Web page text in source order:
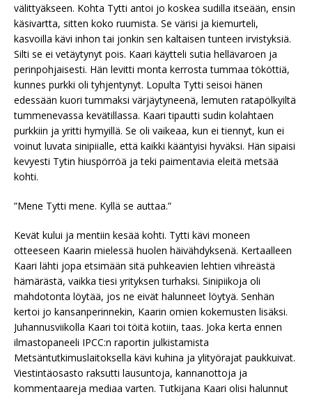
välittyäkseen. Kohta Tytti antoi jo koskea sudilla itseään, ensin
käsivartta, sitten koko ruumista. Se värisi ja kiemurteli,
kasvoilla kävi inhon tai jonkin sen kaltaisen tunteen irvistyksiä.
Silti se ei vetäytynyt pois. Kaari käytteli sutia hellävaroen ja
perinpohjaisesti. Hän levitti monta kerrosta tummaa tököttiä,
kunnes purkki oli tyhjentynyt. Lopulta Tytti seisoi hänen
edessään kuori tummaksi värjäytyneenä, lemuten ratapölkyiltä
tummenevassa kevätillassa. Kaari tipautti sudin kolahtaen
purkkiin ja yritti hymyillä. Se oli vaikeaa, kun ei tiennyt, kun ei
voinut luvata sinipiialle, että kaikki kääntyisi hyväksi. Hän sipaisi
kevyesti Tytin hiuspörröä ja teki paimentavia eleitä metsää
kohti.
”Mene Tytti mene. Kyllä se auttaa.”
Kevät kului ja mentiin kesää kohti. Tytti kävi moneen
otteeseen Kaarin mielessä huolen häivähdyksenä. Kertaalleen
Kaari lähti jopa etsimään sitä puhkeavien lehtien vihreästä
hämärästä, vaikka tiesi yrityksen turhaksi. Sinipiikoja oli
mahdotonta löytää, jos ne eivät halunneet löytyä. Senhän
kertoi jo kansanperinnekin, Kaarin omien kokemusten lisäksi.
Juhannusviikolla Kaari toi töitä kotiin, taas. Joka kerta ennen
ilmastopaneeli IPCC:n raportin julkistamista
Metsäntutkimuslaitoksella kävi kuhina ja ylityörajat paukkuivat.
Viestintäosasto raksutti lausuntoja, kannanottoja ja
kommentaareja mediaa varten. Tutkijana Kaari olisi halunnut